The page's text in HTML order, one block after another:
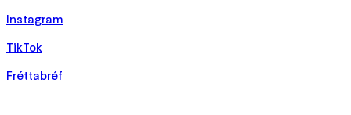
Instagram
TikTok
Fréttabréf